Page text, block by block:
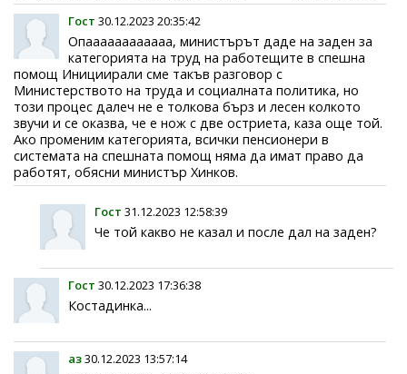
Гост 30.12.2023 20:35:42
Опаааааааааааа, министърът даде на заден за
категорията на труд на работещите в спешна
помощ Инициирали сме такъв разговор с
Министерството на труда и социалната политика, но
този процес далеч не е толкова бърз и лесен колкото
звучи и се оказва, че е нож с две остриета, каза още той.
Ако променим категорията, всички пенсионери в
системата на спешната помощ няма да имат право да
работят, обясни министър Хинков.
Гост 31.12.2023 12:58:39
Че той какво не казал и после дал на заден?
Гост 30.12.2023 17:36:38
Костадинка...
аз30.12.2023 13:57:14